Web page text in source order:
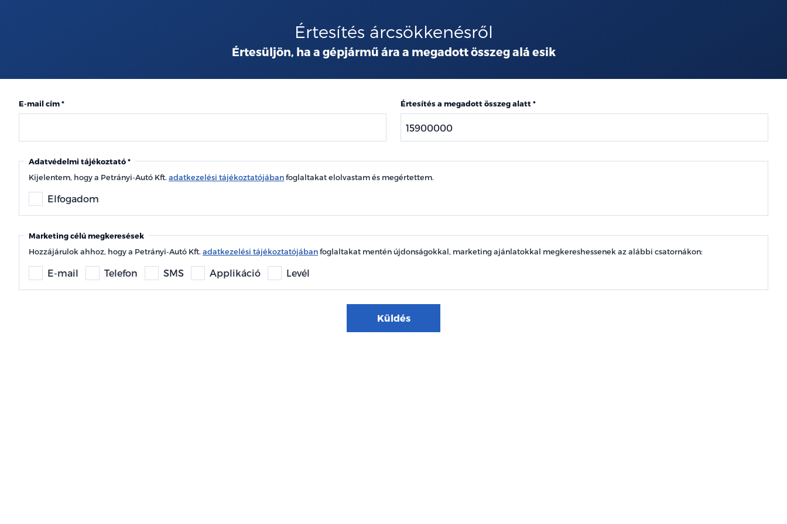
Értesítés árcsökkenésről
Értesüljön, ha a gépjármű ára a megadott összeg alá esik
E-mail cím Értesítés a megadott összeg alatt
Adatvédelmi tájékoztató
Kijelentem, hogy a Petrányi-Autó Kft. adatkezelési tájékoztatójában foglaltakat elolvastam és megértettem.
Elfogadom
Marketing célú megkeresések
Hozzájárulok ahhoz, hogy a Petrányi-Autó Kft. adatkezelési tájékoztatójában foglaltakat mentén újdonságokkal, marketing ajánlatokkal megkereshessenek az alábbi csatornákon:
E-mail Telefon SMS Applikáció Levél
Küldés